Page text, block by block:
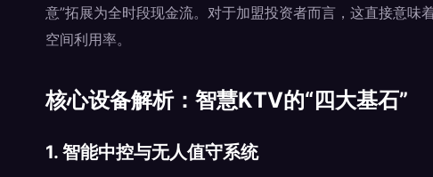
意”拓展为全时段现金流。对于加盟投资者而言，这直接意味
空间利用率。
核心设备解析：智慧KTV的“四大基石”
1. 智能中控与无人值守系统